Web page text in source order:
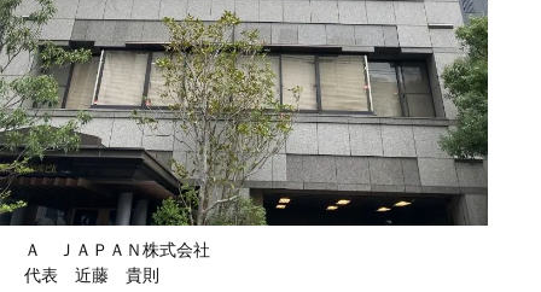
Ａ ＪＡＰＡＮ株式会社
代表 近藤 貴則